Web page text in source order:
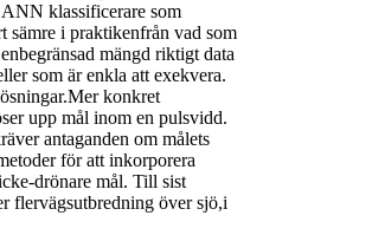
klassificerare som
sämre i praktikenfrån vad som
mängd riktigt data
som är enkla att exekvera.
konkret
upp mål inom en pulsvidd.
antaganden om målets
för att inkorporera
drönare mål. Till sist
flervägsutbredning över sjö,i